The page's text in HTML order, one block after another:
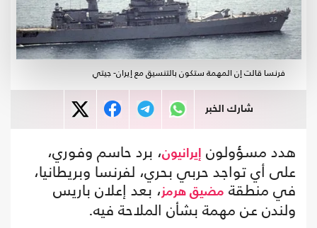
فرنسا قالت إن المهمة ستكون بالتنسيق مع إيران- جيتي
شارك الخبر
هدد مسؤولون إيرانيون، برد حاسم وفوري،
على أي تواجد حربي بحري، لفرنسا وبريطانيا،
في منطقة مضيق هرمز ، بعد إعلان باريس
ولندن عن مهمة بشأن الملاحة فيه.